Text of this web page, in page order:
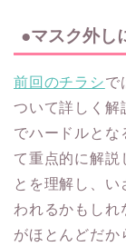
●マスク外し
前回のチラシで
ついて詳しく解
でハードルとな
て重点的に解説
とを理解し、
われるかもしれ
がほとんどだか